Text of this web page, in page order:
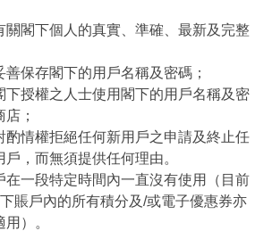
關閣下個人的真實、準確、最新及完整
善保存閣下的用戶名稱及密碼；
下授權之人士使用閣下的用戶名稱及密
；
酌情權拒絕任何新用戶之申請及終止任
，而無須提供任何理由。
在一段特定時間內一直沒有使用（目前
賬戶內的所有積分及/或電子優惠券亦
）。